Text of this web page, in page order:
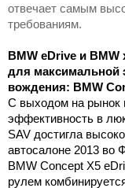
отвечает самым
требованиям.
BMW eDrive и
для максимальной
вождения: BMW
С выходом на рынок
эффективность в
SAV достигла
автосалоне 2013 во
BMW Concept X5
рулем